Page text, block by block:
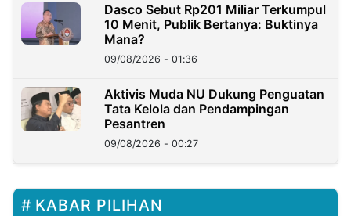
Dasco Sebut Rp201 Miliar Terkumpul
10 Menit, Publik Bertanya: Buktinya
Mana?
09/08/2026 - 01:36
Aktivis Muda NU Dukung Penguatan
Tata Kelola dan Pendampingan
Pesantren
09/08/2026 - 00:27
KABAR PILIHAN